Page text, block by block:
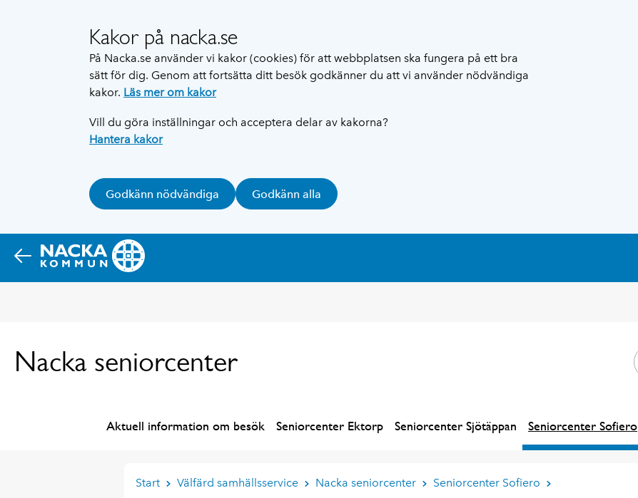
Kakor på nacka.se
På Nacka.se använder vi kakor (cookies) för att webbplatsen ska fungera på ett bra
sätt för dig. Genom att fortsätta ditt besök godkänner du att vi använder nödvändiga
kakor. Läs mer om kakor
Vill du göra inställningar och acceptera delar av kakorna?
Hantera kakor
Godkänn nödvändiga Godkänn alla
Nacka seniorcenter
Aktuell information om besök Seniorcenter Ektorp Seniorcenter Sjötäppan Seniorcenter Sofiero
Start Välfärd samhällsservice Nacka seniorcenter
Seniorcenter Sofiero